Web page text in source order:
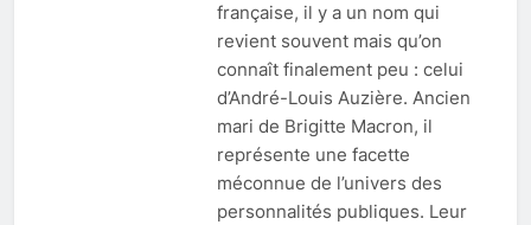
française, il y a un nom qui
revient souvent mais qu’on
connaît finalement peu : celui
d’André-Louis Auzière. Ancien
mari de Brigitte Macron, il
représente une facette
méconnue de l’univers des
personnalités publiques. Leur